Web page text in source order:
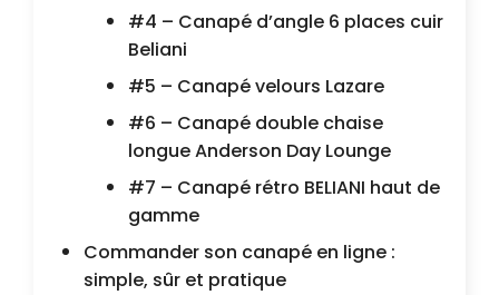
#4 – Canapé d’angle 6 places cuir
Beliani
#5 – Canapé velours Lazare
#6 – Canapé double chaise
longue Anderson Day Lounge
#7 – Canapé rétro BELIANI haut de
gamme
Commander son canapé en ligne :
simple, sûr et pratique